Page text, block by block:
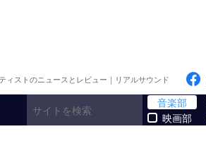
ィストのニュースとレビュー｜リアルサウンド
音楽部
映画部